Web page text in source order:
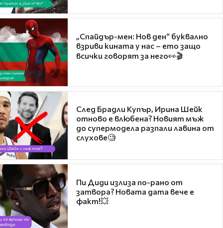
„Спайдър-мен: Нов ден“ буквално
взриви кината у нас – ето защо
всички говорят за него👀🎬
След Брадли Купър, Ирина Шейк
отново е влюбена? Новият мъж
до супермодела разпали лавина от
слухове🧐
Пи Диди излиза по-рано от
затвора? Новата дата вече е
факт!💥